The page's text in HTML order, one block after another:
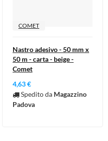
COMET
Nastro adesivo - 50 mm x
50 m - carta - beige -
Comet
4,63 €
Spedito da Magazzino
Padova